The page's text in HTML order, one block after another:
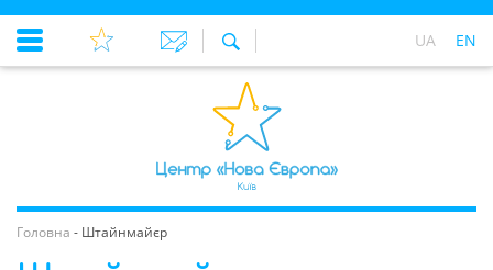
UA EN
Головна - Штайнмайєр